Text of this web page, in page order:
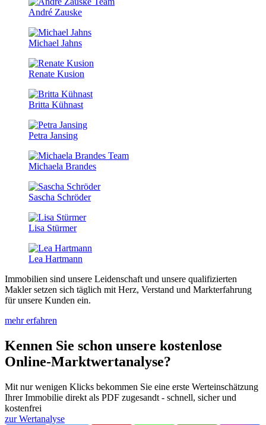
André Zauske
Michael Jahns
Renate Kusion
Britta Kühnast
Petra Jansing
Michaela Brandes
Sascha Schröder
Lisa Stürmer
Lea Hartmann
Immobilien sind unsere Leidenschaft und unsere qualifizierten
Makler setzen sich täglich mit Herz, Verstand und Markterfahrung
für unsere Kunden ein.
mehr erfahren
Kennen Sie schon unsere kostenlose
Online-Marktwertanalyse?
Mit nur wenigen Klicks bekommen Sie eine erste Werteinschätzung
Ihrer Immobilie direkt als PDF zugesandt - schnell, sicher und
kostenfrei
zur Wertanalyse